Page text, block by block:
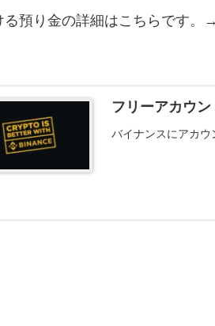
る預り金の詳細はこちらです。
フリーアカウ
バイナンスにアカウ